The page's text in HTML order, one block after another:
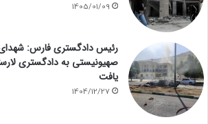
1405/01/09
رئیس دادگستری فارس:
یافت
1404/12/27